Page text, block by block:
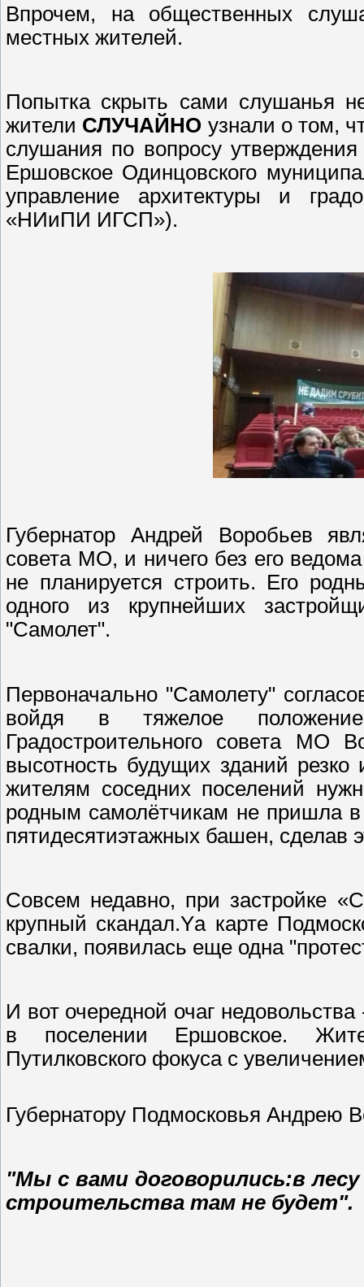
Впрочем, на общественных
местных жителей.
Попытка скрыть сами слушанья
жители СЛУЧАЙНО узнали о том,
слушания по вопросу утверждения
Ершовское Одинцовского
управление архитектуры и
«НИиПИ ИГСП»).
Губернатор Андрей Воробьев
совета МО, и ничего без его
не планируется строить. Его
одного из крупнейших
"Самолет".
Первоначально "Самолету"
войдя в тяжелое положение
Градостроительного совета МО
высотность будущих зданий
жителям соседних поселений
родным самолётчикам не пришла
пятидесятиэтажных башен, сделав
Совсем недавно, при застройке «
крупный скандал.Yа карте
свалки, появилась еще одна "
И вот очередной очаг
в поселении Ершовское.
Путилковского фокуса с
Губернатору Подмосковья Андрею
"Мы с вами договорились:в
строительства там не будет".